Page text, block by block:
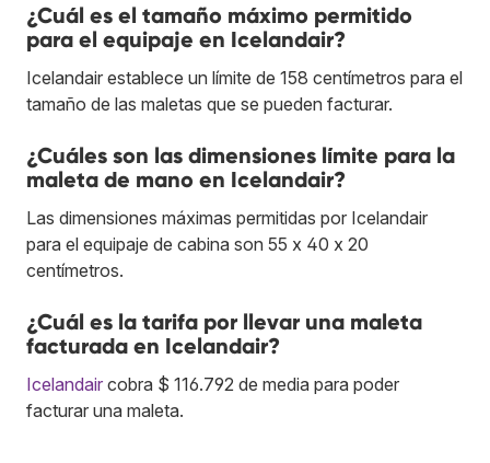
¿Cuál es el tamaño máximo permitido
para el equipaje en Icelandair?
Icelandair establece un límite de 158 centímetros para el
tamaño de las maletas que se pueden facturar.
¿Cuáles son las dimensiones límite para la
maleta de mano en Icelandair?
Las dimensiones máximas permitidas por Icelandair
para el equipaje de cabina son 55 x 40 x 20
centímetros.
¿Cuál es la tarifa por llevar una maleta
facturada en Icelandair?
Icelandair cobra $ 116.792 de media para poder
facturar una maleta.